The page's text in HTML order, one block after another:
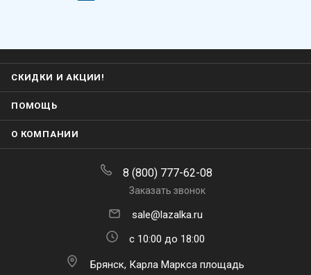
СКИДКИ И АКЦИИ!
ПОМОЩЬ
О КОМПАНИИ
8 (800) 777-62-08
Заказать звонок
sale@lazalka.ru
с 10:00 до 18:00
Брянск, Карла Маркса площадь